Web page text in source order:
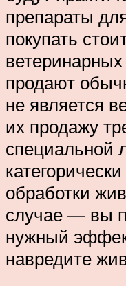
препараты
покупать
ветеринарных
продают
не является
их продажу
специальной
обработки
случае — вы
нужный
навредите